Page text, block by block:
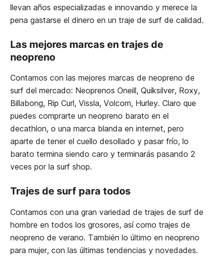
llevan años especializadas e innovando y merece la
pena gastarse el dinero en un traje de surf de calidad.
Las mejores marcas en trajes de
neopreno
Contamos con las mejores marcas de neopreno de
surf del mercado: Neoprenos Oneill, Quiksilver, Roxy,
Billabong, Rip Curl, Vissla, Volcom, Hurley. Claro que
puedes comprarte un neopreno barato en el
decathlon, o una marca blanda en internet, pero
aparte de tener el cuello desollado y pasar frío, lo
barato termina siendo caro y terminarás pasando 2
veces por la surf shop.
Trajes de surf para todos
Contamos con una gran variedad de trajes de surf de
hombre en todos los grosores, así como trajes de
neopreno de verano. También lo último en neopreno
para mujer, con las últimas tendencias y novedades.